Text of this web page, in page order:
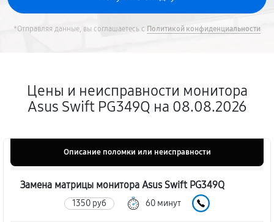
*Отправляя данные, вы соглашаетесь с Политикой конфиденциальности
Цены и неисправности монитора
Asus Swift PG349Q на 08.08.2026
Описание поломки или неисправности
Замена матрицы монитора Asus Swift PG349Q
1350 руб 60 минут